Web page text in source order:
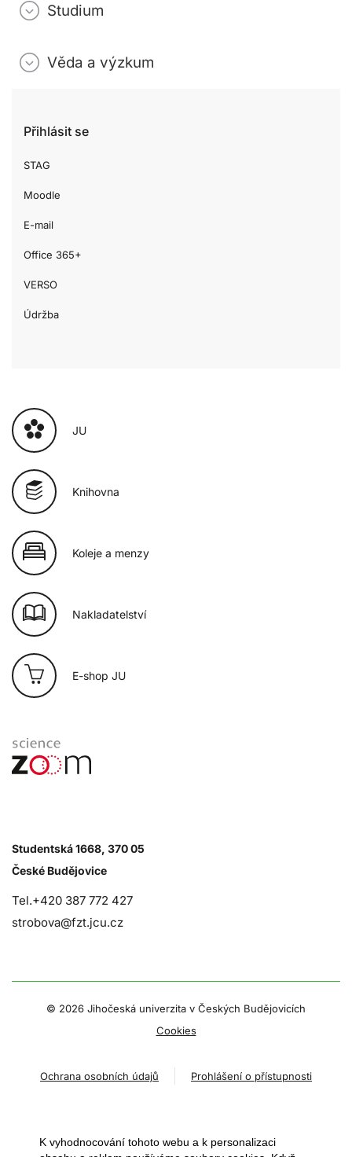
Studium
Věda a výzkum
Přihlásit se
STAG
Moodle
E-mail
Office 365+
VERSO
Údržba
JU
Knihovna
Koleje a menzy
Nakladatelství
E-shop JU
Studentská 1668, 370 05
České Budějovice
Tel.+420 387 772 427
strobova@fzt.jcu.cz
© 2026 Jihočeská univerzita v Českých Budějovicích
Cookies
Ochrana osobních údajů Prohlášení o přístupnosti
K vyhodnocování tohoto webu a k personalizaci